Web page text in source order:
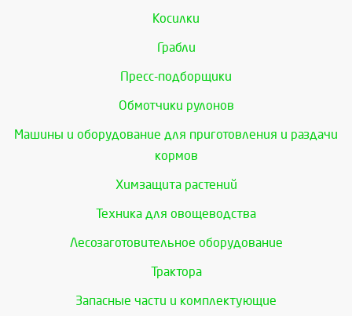
Косилки
Грабли
Пресс-подборщики
Обмотчики рулонов
Машины и оборудование для приготовления и раздачи
кормов
Химзащита растений
Техника для овощеводства
Лесозаготовительное оборудование
Трактора
Запасные части и комплектующие